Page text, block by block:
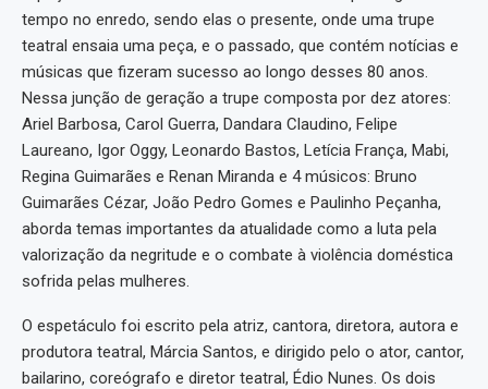
tempo no enredo, sendo elas o presente, onde uma trupe
teatral ensaia uma peça, e o passado, que contém notícias e
músicas que fizeram sucesso ao longo desses 80 anos.
Nessa junção de geração a trupe composta por dez atores:
Ariel Barbosa, Carol Guerra, Dandara Claudino, Felipe
Laureano, Igor Oggy, Leonardo Bastos, Letícia França, Mabi,
Regina Guimarães e Renan Miranda e 4 músicos: Bruno
Guimarães Cézar, João Pedro Gomes e Paulinho Peçanha,
aborda temas importantes da atualidade como a luta pela
valorização da negritude e o combate à violência doméstica
sofrida pelas mulheres.
O espetáculo foi escrito pela atriz, cantora, diretora, autora e
produtora teatral, Márcia Santos, e dirigido pelo o ator, cantor,
bailarino, coreógrafo e diretor teatral, Édio Nunes. Os dois